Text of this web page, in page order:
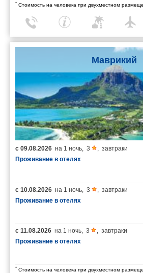
* Стоимость на человека при двухместном
Маврикий
с 09.08.2026 на 1 ночь, 3 , завтраки
Проживание в отелях
с 10.08.2026 на 1 ночь, 3 , завтраки
Проживание в отелях
с 11.08.2026 на 1 ночь, 3 , завтраки
Проживание в отелях
* Стоимость на человека при двухместном